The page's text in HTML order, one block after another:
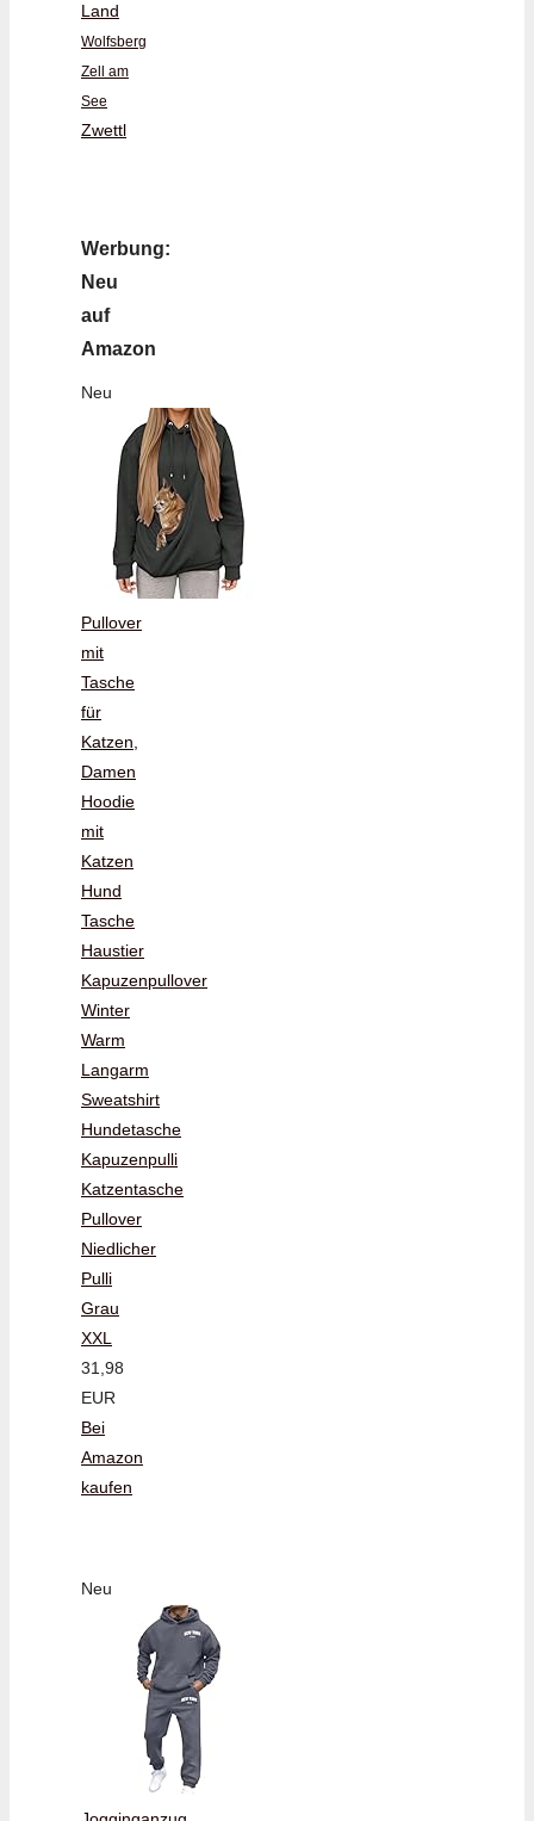
Land
Wolfsberg
Zell am
See
Zwettl
Werbung:
Neu
auf
Amazon
Neu
Pullover
mit
Tasche
für
Katzen,
Damen
Hoodie
mit
Katzen
Hund
Tasche
Haustier
Kapuzenpullover
Winter
Warm
Langarm
Sweatshirt
Hundetasche
Kapuzenpulli
Katzentasche
Pullover
Niedlicher
Pulli
Grau
XXL
31,98
EUR
Bei
Amazon
kaufen
Neu